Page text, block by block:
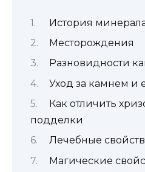
История
Месторождения
Разновидности
Уход за камнем и
Как отличить
подделки
Лечебные
Магические